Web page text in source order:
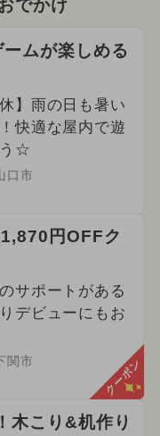
でかけ
ムが楽しめる
】雨の日も暑い
快適な屋内で遊
う☆
口市
円OFFク
サポートがある
デビューにもお
関市 クーポン
木こり&机作り